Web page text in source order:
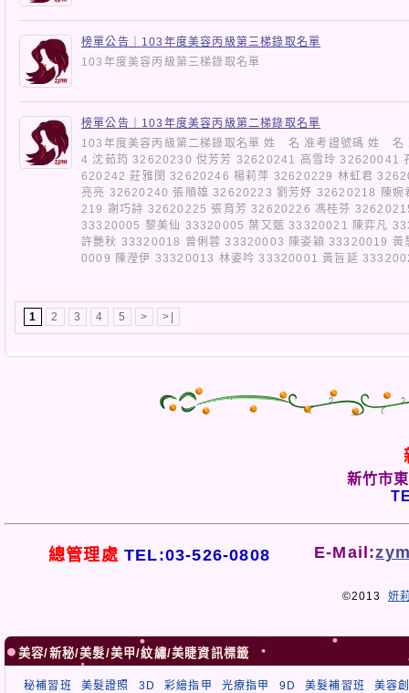
榜單公告｜103年度美容丙級第三梯錄取名單
103年度美容丙級第三梯錄取名單
榜單公告｜103年度美容丙級第二梯錄取名單
103年度美容丙級第二梯錄取名單 姓 名 准考證號碼 姓
4 沈茹筠 32620230 侻芳芳 32620241 高雪玲 32620041
620242 莊雅閔 32620246 楊莉萍 32620229 林虹君
亮亮 32620240 張順雄 32620223 劉芳妤 32620218 陳
219 謝巧詩 32620225 張育芳 32620226 馮桂芬
33320005 黎美仙 33320005 葉又甄 33320021 陳弈凡
許艷秋 33320018 曾俐蓉 33320003 陳姿穎 33320019
0009 陳瀅伊 33320013 林姿吟 33320001 黃旨延
1 2 3 4 5 > >|
新竹市
總管理處 TEL:03-526-0808 E-Mail:
©2013 妍
美容/新秘/美髮/美甲/紋繡/美睫資訊標籤
秘補習班 美髮證照 3D 彩繪指甲 光療指甲 9D 美髮補習班
美容